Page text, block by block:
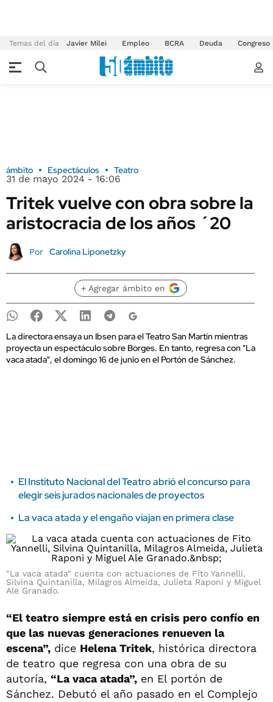
Temas del día Javier Milei Empleo BCRA Deuda Congreso
ámbito Espectáculos Teatro
31 de mayo 2024 - 16:06
Tritek vuelve con obra sobre la
aristocracia de los años ´20
Por Carolina Liponetzky
+ Agregar ámbito en
La directora ensaya un Ibsen para el Teatro San Martín mientras
proyecta un espectáculo sobre Borges. En tanto, regresa con "La
vaca atada", el domingo 16 de junio en el Portón de Sánchez.
El Instituto Nacional del Teatro abrió el concurso para
elegir seis jurados nacionales de proyectos
La vaca atada y el engaño viajan en primera clase
"La vaca atada" cuenta con actuaciones de Fito Yannelli,
Silvina Quintanilla, Milagros Almeida, Julieta Raponi y Miguel
Ale Granado.
“El teatro siempre está en crisis pero confío en
que las nuevas generaciones renueven la
escena”, dice Helena Tritek, histórica directora
de teatro que regresa con una obra de su
autoría, “La vaca atada”, en El portón de
Sánchez. Debutó el año pasado en el Complejo